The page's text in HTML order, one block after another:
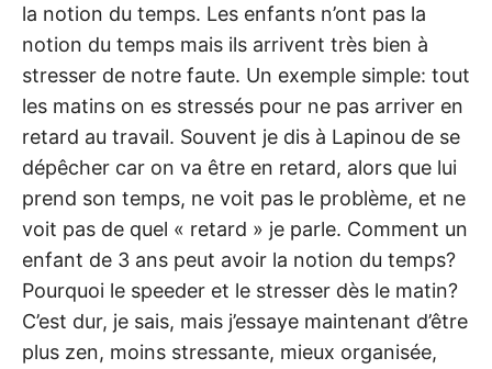
la notion du temps. Les enfants n’ont pas la
notion du temps mais ils arrivent très bien à
stresser de notre faute. Un exemple simple: tout
les matins on es stressés pour ne pas arriver en
retard au travail. Souvent je dis à Lapinou de se
dépêcher car on va être en retard, alors que lui
prend son temps, ne voit pas le problème, et ne
voit pas de quel « retard » je parle. Comment un
enfant de 3 ans peut avoir la notion du temps?
Pourquoi le speeder et le stresser dès le matin?
C’est dur, je sais, mais j’essaye maintenant d’être
plus zen, moins stressante, mieux organisée,